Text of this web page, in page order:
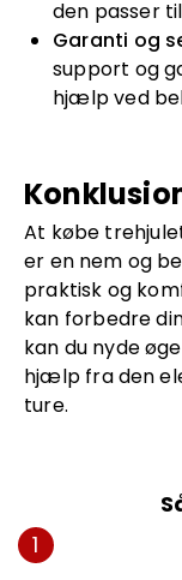
den passer
Garanti og
support og
hjælp ved
At købe
er en nem og
praktisk og
kan forbedre
kan du nyde
hjælp fra den
ture.
1